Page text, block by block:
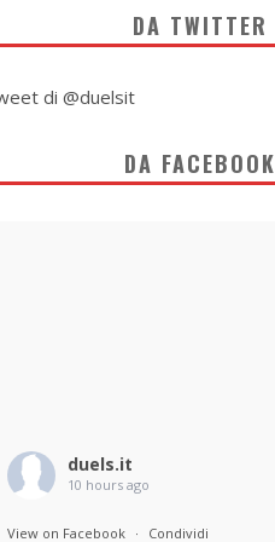
DA TWITTER
di @duelsit
DA FACEBOOK
duels.it
10 hours ago
View on Facebook · Condividi